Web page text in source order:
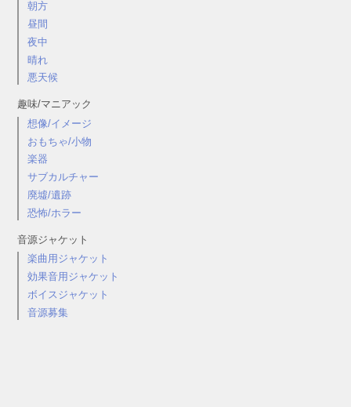
朝方
昼間
夜中
晴れ
悪天候
趣味/マニアック
想像/イメージ
おもちゃ/小物
楽器
サブカルチャー
廃墟/遺跡
恐怖/ホラー
音源ジャケット
楽曲用ジャケット
効果音用ジャケット
ボイスジャケット
音源募集